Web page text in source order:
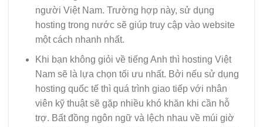
người Việt Nam. Trường hợp này, sử dụng
hosting trong nước sẽ giúp truy cập vào website
một cách nhanh nhất.
Khi bạn không giỏi về tiếng Anh thì hosting Việt
Nam sẽ là lựa chọn tối ưu nhất. Bởi nếu sử dụng
hosting quốc tế thì quá trình giao tiếp với nhân
viên kỹ thuật sẽ gặp nhiều khó khăn khi cần hỗ
trợ. Bất đồng ngôn ngữ và lệch nhau về múi giờ